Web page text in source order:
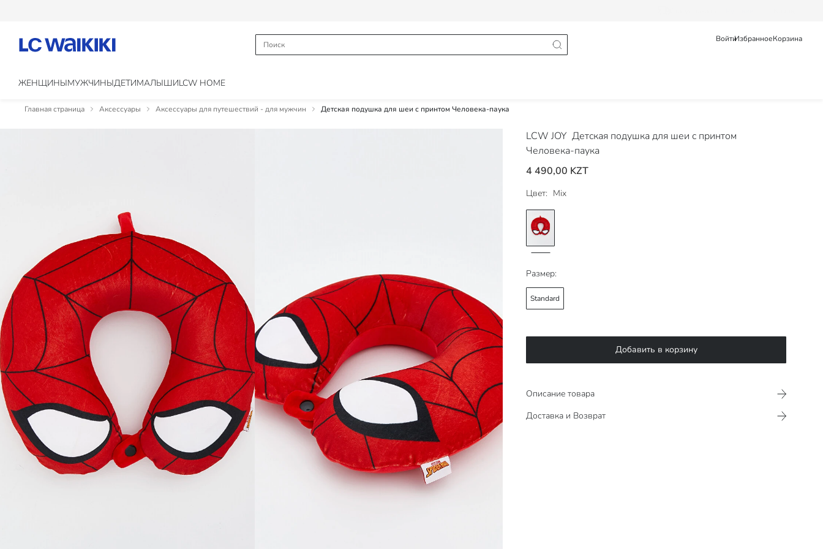
ВойтиИзбранноеКорзина
ЖЕНЩИНЫМУЖЧИНЫДЕТИМАЛЫШИLCW HOME
Главная страница Аксессуары Аксессуары для путешествий - для мужчин Детская подушка для шеи с принтом Человека-паука
LCW JOY Детская подушка для шеи с принтом
Человека-паука
4 490,00 KZT
Цвет: Mix
Размер:
Standard
Добавить в корзину
Описание товара
Доставка и Возврат